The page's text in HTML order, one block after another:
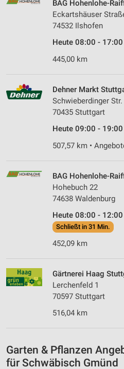
BAG Hohenlohe-
Eckartshäuser
74532 Ilshofen
Heute 08:00 - 17:00
445,00 km
Dehner Markt
Schwieberdinger Str.
70435 Stuttgart
Heute 09:00 - 19:00
507,57 km •
BAG Hohenlohe-
Hohebuch 22
74638 Waldenburg
Heute 08:00 -
Schließt in 31 Min.
452,09 km
Gärtnerei Haag
Lerchenfeld 1
70597 Stuttgart
516,04 km
Garten & Pflanzen
für Schwäbisch Gmünd
Verwendung reduzierter Daten
Werbeanzeigen
Erstellung von Profilen für
personalisierter Werbung
Erstellung von Profilen zur
von Inhalten
personalisierter Inhalte
Messung der Performance von
Kombinationen von Daten aus
Entwicklung und Verbesserung
Verwendung reduzierter Daten
Inhalten
IAB-Besonderheiten:
Verwendung genauer
Nicht-IAB-Verarbeitungszwecke: